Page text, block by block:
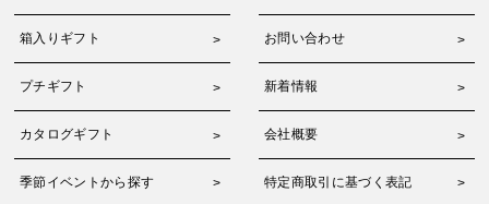
箱入りギフト お問い合わせ
プチギフト 新着情報
カタログギフト 会社概要
季節イベントから探す 特定商取引に基づく表記